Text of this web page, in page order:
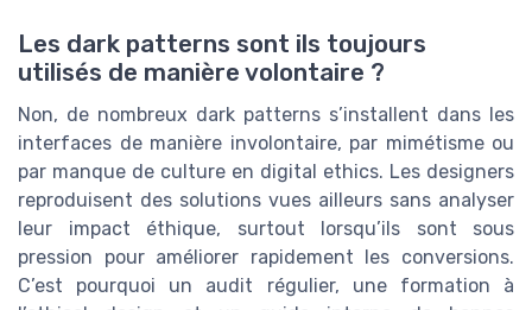
Les dark patterns sont ils toujours
utilisés de manière volontaire ?
Non, de nombreux dark patterns s’installent dans les
interfaces de manière involontaire, par mimétisme ou
par manque de culture en digital ethics. Les designers
reproduisent des solutions vues ailleurs sans analyser
leur impact éthique, surtout lorsqu’ils sont sous
pression pour améliorer rapidement les conversions.
C’est pourquoi un audit régulier, une formation à